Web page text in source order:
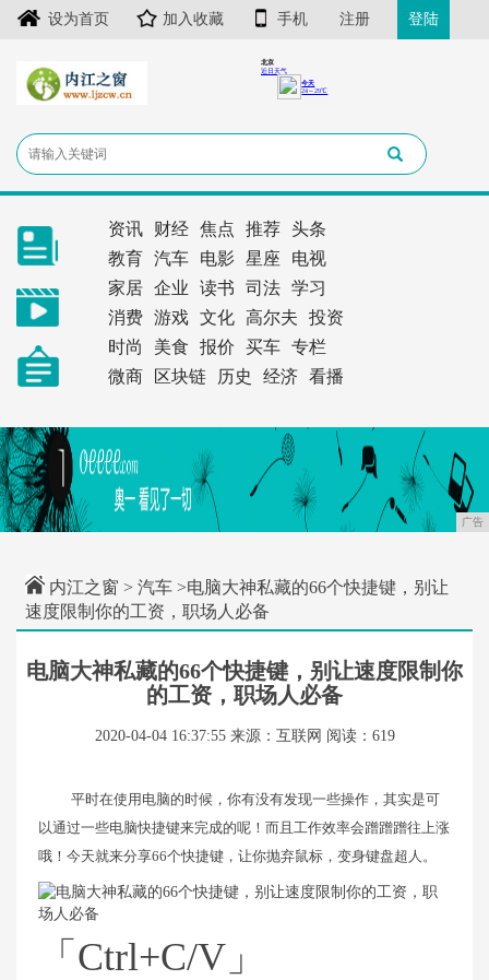
设为首页 加入收藏 手机 注册 登陆
资讯 财经 焦点 推荐
头条
教育
汽车 电影 星座
电视
家居
企业 读书 司法
学习
消费
游戏 文化 高尔夫
投资
时尚
美食 报价 买车
专栏
微商
区块链 历史 经济 看播
广告
内江之窗 > 汽车 >电脑大神私藏的66个快捷键，别让
速度限制你的工资，职场人必备
电脑大神私藏的66个快捷键，别让速度限制你
的工资，职场人必备
2020-04-04 16:37:55 来源：互联网 阅读：619
平时在使用电脑的时候，你有没有发现一些操作，其实是可
以通过一些电脑快捷键来完成的呢！而且工作效率会蹭蹭蹭往上涨
哦！今天就来分享66个快捷键，让你抛弃鼠标，变身键盘超人。
「Ctrl+C/V」